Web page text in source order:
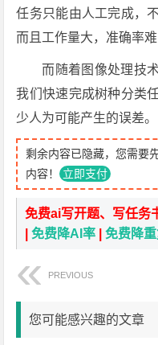
任务只能由人工完成，
而且工作量大，准确率难
而随着图像处理技
我们快速完成树种分类
少人为可能产生的误差。
剩余内容已隐藏，您需要
内容！ 立即支付
免费ai写开题、写任务
|免费降AI率 |免费降
PREVIOUS
您可能感兴趣的文章